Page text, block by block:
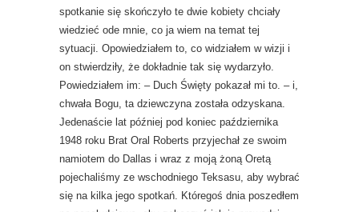
spotkanie się skończyło te dwie kobiety chciały
wiedzieć ode mnie, co ja wiem na temat tej
sytuacji. Opowiedziałem to, co widziałem w wizji i
on stwierdziły, że dokładnie tak się wydarzyło.
Powiedziałem im: – Duch Święty pokazał mi to. – i,
chwała Bogu, ta dziewczyna została odzyskana.
Jedenaście lat później pod koniec października
1948 roku Brat Oral Roberts przyjechał ze swoim
namiotem do Dallas i wraz z moją żoną Oretą
pojechaliśmy ze wschodniego Teksasu, aby wybrać
się na kilka jego spotkań. Któregoś dnia poszedłem